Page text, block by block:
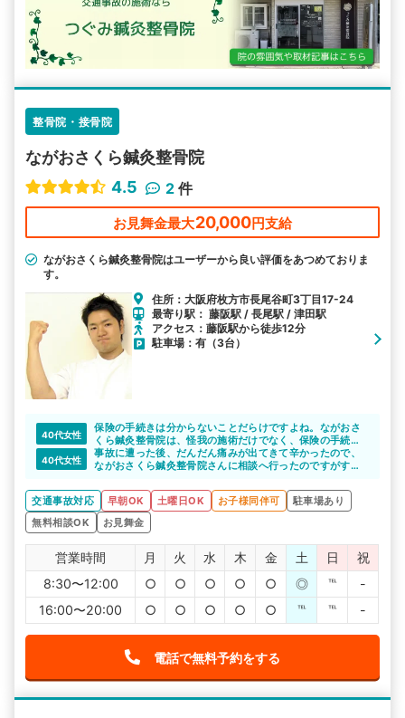
整骨院・接骨院
ながおさくら鍼灸整骨院
4.5
2 件
お見舞金最大20,000円支給
ながおさくら鍼灸整骨院はユーザーから良い評価をあつめておりま
す。
住所：大阪府枚方市長尾谷町3丁目17-24
最寄り駅： 藤阪駅 / 長尾駅 / 津田駅
アクセス：藤阪駅から徒歩12分
駐車場：有（3台）
40代女性
保険の手続きは分からないことだらけですよね。ながおさ
くら鍼灸整骨院は、怪我の施術だけでなく、保険の手続き
についての相談にも乗ってくれるそうなので、事故後で分
からない事が多い方も安心できますね。
40代女性
事故に遭った後、だんだん痛みが出てきて辛かったので、
ながおさくら鍼灸整骨院さんに相談へ行ったのですがすぐ
交通事故の怪我についてお詳しいようですので、安心して
施術をお任せできます。
交通事故対応 早朝OK 土曜日OK お子様同伴可
駐車場あり
無料相談OK
お見舞金
営業時間 月 火 水 木 金 土 日
祝
8:30〜12:00
○ ○ ○ ○ ○ ◎ ℡
-
16:00〜20:00
○ ○ ○ ○ ○ ℡ ℡ -
電話で無料予約をする